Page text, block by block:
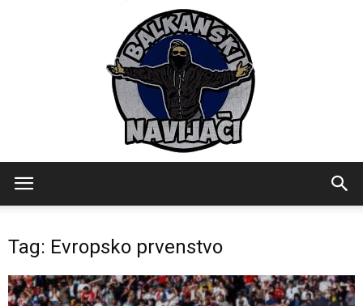
Tag: Evropsko prvenstvo